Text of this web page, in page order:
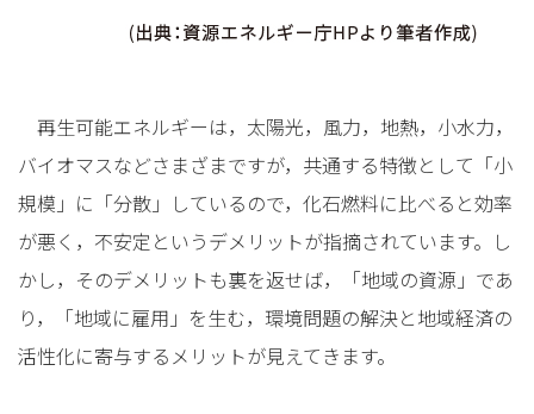
再生可能エネルギーは，太陽光，風力，地熱，小水力，
バイオマスなどさまざまですが，共通する特徴として「小
規模」に「分散」しているので，化石燃料に比べると効率
が悪く，不安定というデメリットが指摘されています。し
かし，そのデメリットも裏を返せば，「地域の資源」であ
り，「地域に雇用」を生む，環境問題の解決と地域経済の
活性化に寄与するメリットが見えてきます。